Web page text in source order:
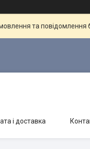
та
і доставка